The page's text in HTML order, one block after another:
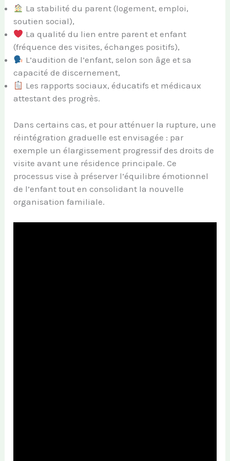
La stabilité du parent (logement, emploi,
soutien social),
La qualité du lien entre parent et enfant
(fréquence des visites, échanges positifs),
L’audition de l’enfant, selon son âge et sa
capacité de discernement,
Les rapports sociaux, éducatifs et médicaux
attestant des progrès.
Dans certains cas, et pour atténuer la rupture, une
réintégration graduelle est envisagée : par
exemple un élargissement progressif des droits de
visite avant une résidence principale. Ce
processus vise à préserver l’équilibre émotionnel
de l’enfant tout en consolidant la nouvelle
organisation familiale.